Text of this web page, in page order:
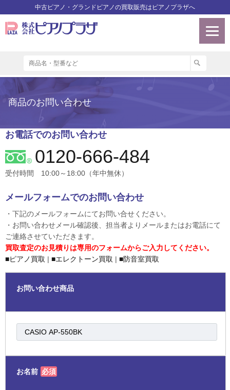
中古ピアノ・グランドピアノの買取販売はピアノプラザへ
商品のお問い合わせ
お電話でのお問い合わせ
0120-666-484
受付時間 10:00～18:00（年中無休）
メールフォームでのお問い合わせ
・下記のメールフォームにてお問い合せください。
・お問い合わせメール確認後、担当者よりメールまたはお電話にて
ご連絡させていただきます。
買取査定のお見積りは専用のフォームからご入力してください。
■ピアノ買取 | ■エレクトーン買取 | ■防音室買取
お問い合わせ商品
お名前 必須